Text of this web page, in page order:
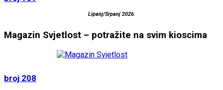
Lipanj/Srpanj 2026.
Magazin Svjetlost – potražite na svim kioscima
broj 208